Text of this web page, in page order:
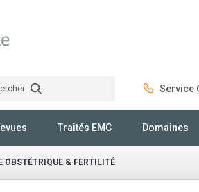
Service
Traités EMC Domaines
OBSTÉTRIQUE & FERTILITÉ